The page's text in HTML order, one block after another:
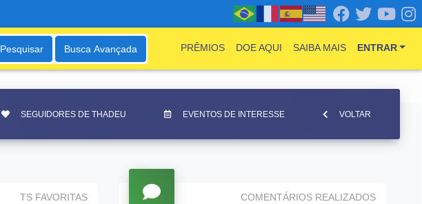
Pesquisar Busca Avançada PRÊMIOS DOE AQUI SAIBA MAIS ENTRAR
SEGUIDORES DE THADEU EVENTOS DE INTERESSE VOLTAR
TS FAVORITAS COMENTÁRIOS REALIZADOS